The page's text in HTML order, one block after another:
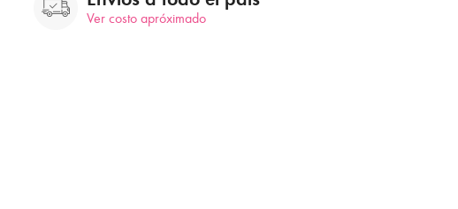
Ver costo apróximado